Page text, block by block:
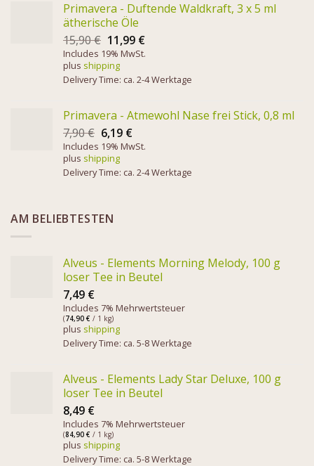
Primavera - Duftende Waldkraft, 3 x 5 ml
ätherische Öle
15,90€ 11,99 €
Includes 19% MwSt.
plus shipping
Delivery Time: ca. 2-4 Werktage
Primavera - Atmewohl Nase frei Stick, 0,8 ml
7,90€ 6,19 €
Includes 19% MwSt.
plus shipping
Delivery Time: ca. 2-4 Werktage
AM BELIEBTESTEN
Alveus - Elements Morning Melody, 100 g
loser Tee in Beutel
7,49 €
Includes 7% Mehrwertsteuer
(74,90 € / 1 kg)
plus shipping
Delivery Time: ca. 5-8 Werktage
Alveus - Elements Lady Star Deluxe, 100 g
loser Tee in Beutel
8,49 €
Includes 7% Mehrwertsteuer
(84,90 € / 1 kg)
plus shipping
Delivery Time: ca. 5-8 Werktage